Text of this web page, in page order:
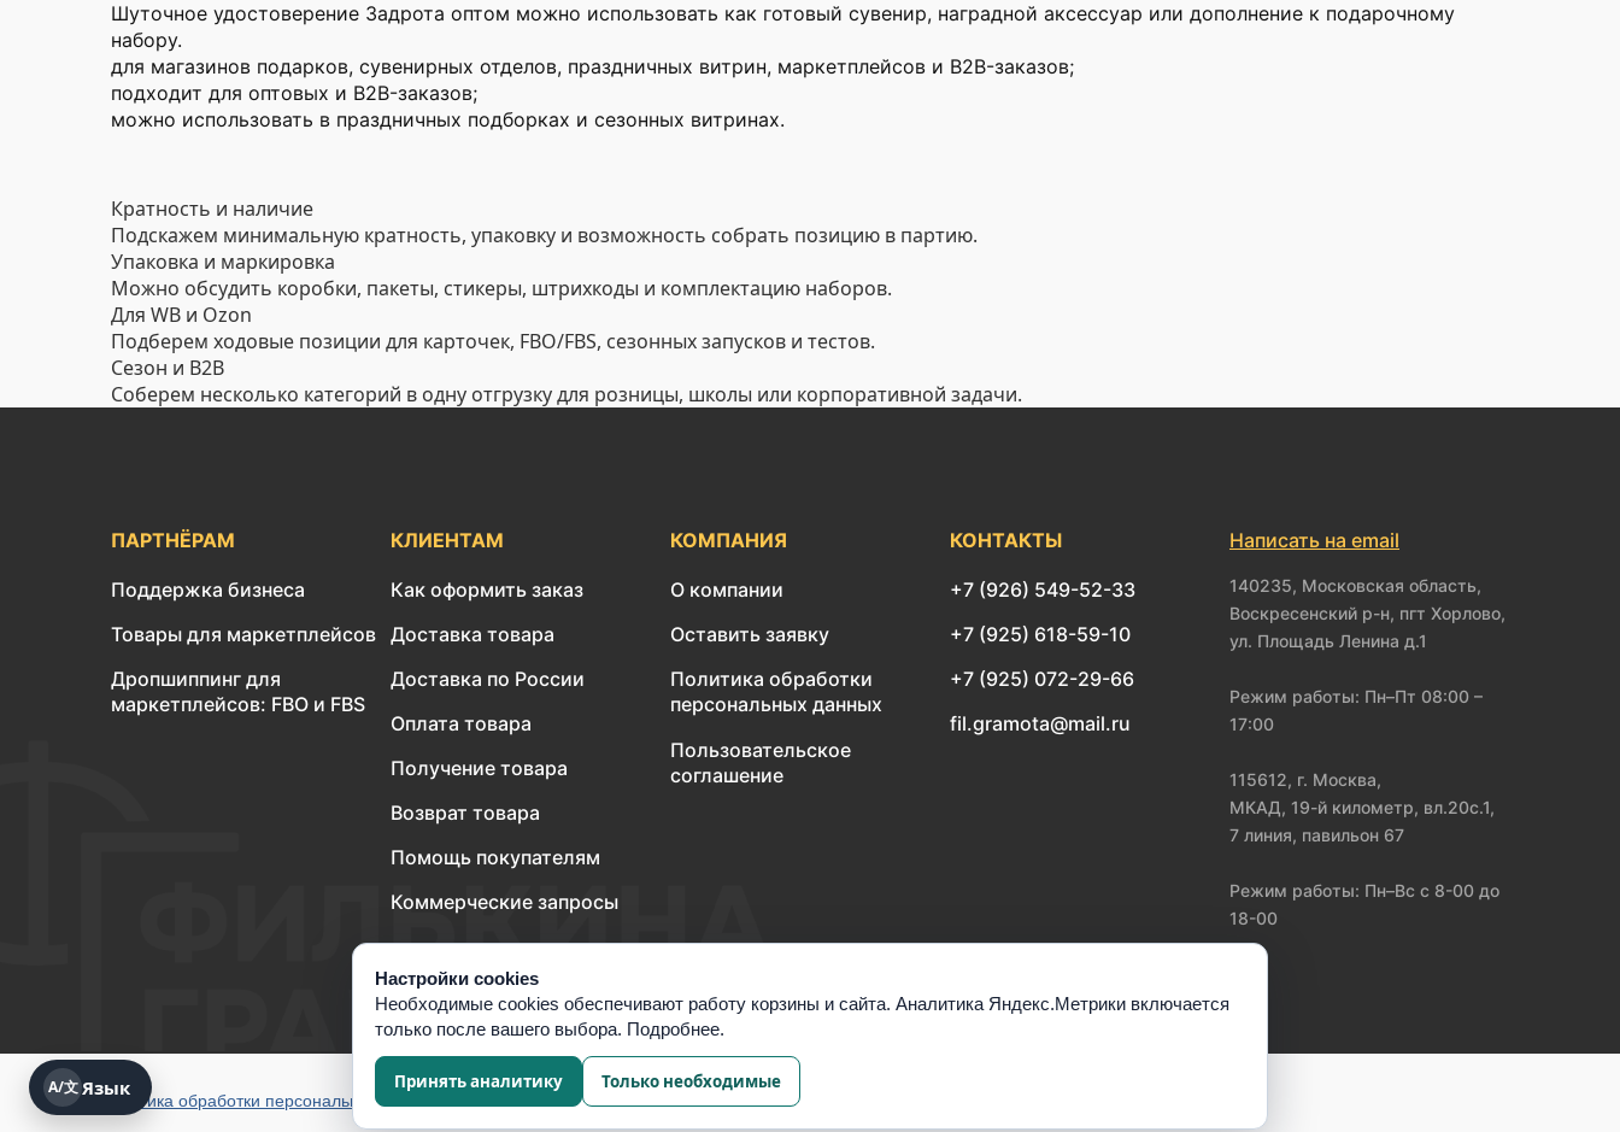
Шуточное удостоверение Задрота оптом можно использовать как готовый сувенир, наградной аксессуар или дополнение к подарочному
набору.
для магазинов подарков, сувенирных отделов, праздничных витрин, маркетплейсов и B2B-заказов;
подходит для оптовых и B2B-заказов;
можно использовать в праздничных подборках и сезонных витринах.
Кратность и наличие
Подскажем минимальную кратность, упаковку и возможность собрать позицию в партию.
Упаковка и маркировка
Можно обсудить коробки, пакеты, стикеры, штрихкоды и комплектацию наборов.
Для WB и Ozon
Подберем ходовые позиции для карточек, FBO/FBS, сезонных запусков и тестов.
Сезон и B2B
Соберем несколько категорий в одну отгрузку для розницы, школы или корпоративной задачи.
ПАРТНЁРАМ
Поддержка бизнеса
Товары для маркетплейсов
Дропшиппинг для
маркетплейсов: FBO и FBS
КЛИЕНТАМ
Как оформить заказ
Доставка товара
Доставка по России
Оплата товара
Получение товара
Возврат товара
Помощь покупателям
Коммерческие запросы
КОМПАНИЯ
О компании
Оставить заявку
Политика обработки
персональных данных
Пользовательское
соглашение
КОНТАКТЫ
+7 (926) 549-52-33
+7 (925) 618-59-10
+7 (925) 072-29-66
fil.gramota@mail.ru
Написать на email
140235, Московская область,
Воскресенский р-н, пгт Хорлово,
ул. Площадь Ленина д.1
Режим работы: Пн–Пт 08:00 –
17:00
115612, г. Москва,
МКАД, 19-й километр, вл.20с.1,
7 линия, павильон 67
Режим работы: Пн–Вс с 8-00 до
18-00
A/文 Язык
Политика обработки персональных данных Согласие на обработку данных Настроить cookies
Настройки cookies
Необходимые cookies обеспечивают работу корзины и сайта. Аналитика Яндекс.Метрики включается
только после вашего выбора. Подробнее.
Принять аналитику Только необходимые